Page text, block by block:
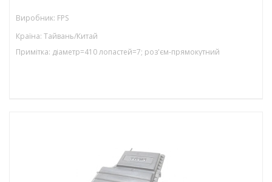
Виробник: FPS
Країна: Тайвань/Китай
Примітка: діаметр=410 лопастей=7; роз'єм-прямокутний